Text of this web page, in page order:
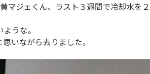
マジェくん、ラスト３週間で冷却水を
うな。
いながら去りました。